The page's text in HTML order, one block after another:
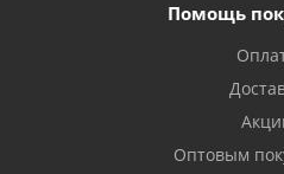
Помощь
Оптовым